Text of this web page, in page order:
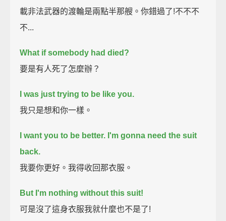
載非法武器的渡輪是兩點半那艘。你錯過了!不不不
不...
What if somebody had died?
要是有人死了怎麼辦？
I was just trying to be like you.
我只是想和你一樣。
I want you to be better. I'm gonna need the suit
back.
我要你更好。我得收回那衣服。
But I'm nothing without this suit!
可是沒了這身衣服我就什麼也不是了!